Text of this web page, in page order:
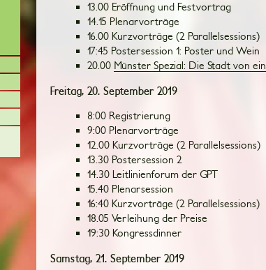
13.00 Eröffnung und Festvortrag
14.15 Plenarvorträge
16.00 Kurzvorträge (2 Parallelsessions)
17:45 Postersession 1: Poster und Wein
20.00 Münster Spezial: Die Stadt von
Freitag, 20. September 2019
8:00 Registrierung
9:00 Plenarvorträge
12.00 Kurzvorträge (2 Parallelsessions)
13.30 Postersession 2
14.30 Leitlinienforum der GPT
15.40 Plenarsession
16:40 Kurzvorträge (2 Parallelsessions)
18.05 Verleihung der Preise
19:30 Kongressdinner
Samstag, 21. September 2019